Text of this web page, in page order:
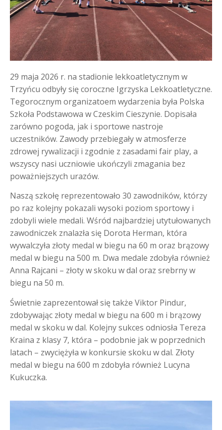
29 maja 2026 r. na stadionie lekkoatletycznym w
Trzyńcu odbyły się coroczne Igrzyska Lekkoatletyczne.
Tegorocznym organizatoem wydarzenia była Polska
Szkoła Podstawowa w Czeskim Cieszynie. Dopisała
zarówno pogoda, jak i sportowe nastroje
uczestników. Zawody przebiegały w atmosferze
zdrowej rywalizacji i zgodnie z zasadami fair play, a
wszyscy nasi uczniowie ukończyli zmagania bez
poważniejszych urazów.
Naszą szkołę reprezentowało 30 zawodników, którzy
po raz kolejny pokazali wysoki poziom sportowy i
zdobyli wiele medali. Wśród najbardziej utytułowanych
zawodniczek znalazła się Dorota Herman, która
wywalczyła złoty medal w biegu na 60 m oraz brązowy
medal w biegu na 500 m. Dwa medale zdobyła również
Anna Rajcani – złoty w skoku w dal oraz srebrny w
biegu na 50 m.
Świetnie zaprezentował się także Viktor Pindur,
zdobywając złoty medal w biegu na 600 m i brązowy
medal w skoku w dal. Kolejny sukces odniosła Tereza
Kraina z klasy 7, która – podobnie jak w poprzednich
latach – zwyciężyła w konkursie skoku w dal. Złoty
medal w biegu na 600 m zdobyła również Lucyna
Kukuczka.